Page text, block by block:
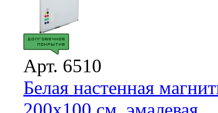
Арт. 6510
Белая настенная